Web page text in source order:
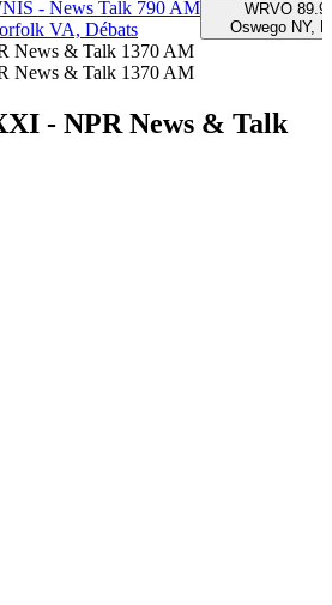
- News Talk 790 AM
VA, Débats
WRVO 89.9
Oswego NY,
News & Talk 1370 AM
News & Talk 1370 AM
- NPR News & Talk